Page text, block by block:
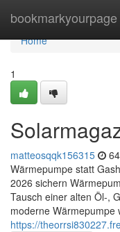
bookmarkyourpage
Home
Home
1
matteosqqk156315
Wärmepumpe statt
2026 sichern
Tausch einer alten Öl-,
moderne Wärmepumpe
https://